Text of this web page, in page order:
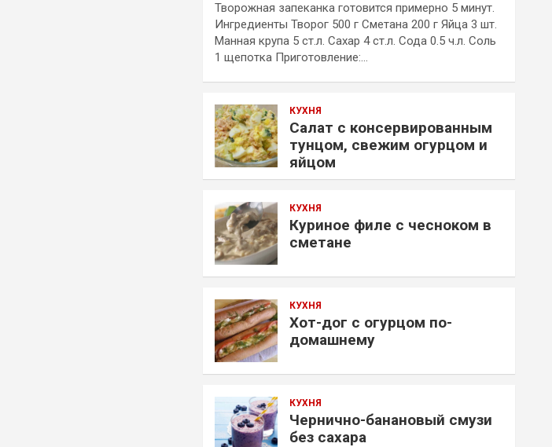
Творожная запеканка готовится примерно 5 минут.
Ингредиенты Творог 500 г Сметана 200 г Яйца 3 шт.
Манная крупа 5 ст.л. Сахар 4 ст.л. Сода 0.5 ч.л. Соль
1 щепотка Приготовление:…
КУХНЯ
Салат с консервированным
тунцом, свежим огурцом и
яйцом
КУХНЯ
Куриное филе с чесноком в
сметане
КУХНЯ
Хот-дог с огурцом по-
домашнему
КУХНЯ
Чернично-банановый смузи
без сахара